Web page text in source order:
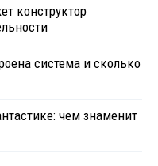
конструктор
система и сколько
чем знаменит